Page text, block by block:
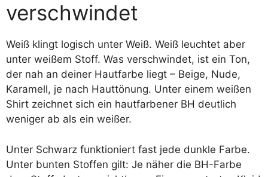
verschwindet
Weiß klingt logisch unter Weiß. Weiß leuchtet aber
unter weißem Stoff. Was verschwindet, ist ein Ton,
der nah an deiner Hautfarbe liegt – Beige, Nude,
Karamell, je nach Hauttönung. Unter einem weißen
Shirt zeichnet sich ein hautfarbener BH deutlich
weniger ab als ein weißer.
Unter Schwarz funktioniert fast jede dunkle Farbe.
Unter bunten Stoffen gilt: Je näher die BH-Farbe